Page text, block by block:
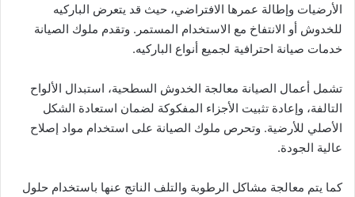
الأرضيات وإطالة عمرها الافتراضي، حيث قد يتعرض الباركيه
للخدوش أو الانتفاخ مع الاستخدام المستمر. وتقدم ملوك الصيانة
خدمات صيانة احترافية لجميع أنواع الباركيه.
تشمل أعمال الصيانة معالجة الخدوش السطحية، استبدال الألواح
التالفة، وإعادة تثبيت الأجزاء المفكوكة لضمان استعادة الشكل
الأصلي للأرضية. وتحرص ملوك الصيانة على استخدام مواد إصلاح
عالية الجودة.
كما يتم معالجة مشاكل الرطوبة والتلف الناتج عنها باستخدام حلول